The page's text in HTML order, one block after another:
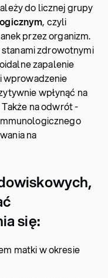
do licznej grupy
, czyli
przez organizm.
zdrowotnymi
zapalenie
wprowadzenie
wpłynąć na
na odwrót -
na
się:
matki w okresie